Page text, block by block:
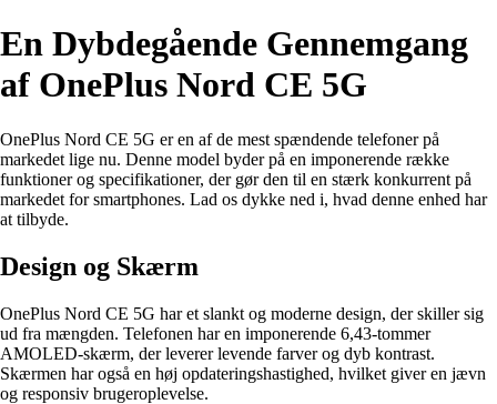
En Dybdegående Gennemgang
af OnePlus Nord CE 5G
OnePlus Nord CE 5G er en af de mest spændende telefoner på
markedet lige nu. Denne model byder på en imponerende række
funktioner og specifikationer, der gør den til en stærk konkurrent på
markedet for smartphones. Lad os dykke ned i, hvad denne enhed har
at tilbyde.
Design og Skærm
OnePlus Nord CE 5G har et slankt og moderne design, der skiller sig
ud fra mængden. Telefonen har en imponerende 6,43-tommer
AMOLED-skærm, der leverer levende farver og dyb kontrast.
Skærmen har også en høj opdateringshastighed, hvilket giver en jævn
og responsiv brugeroplevelse.